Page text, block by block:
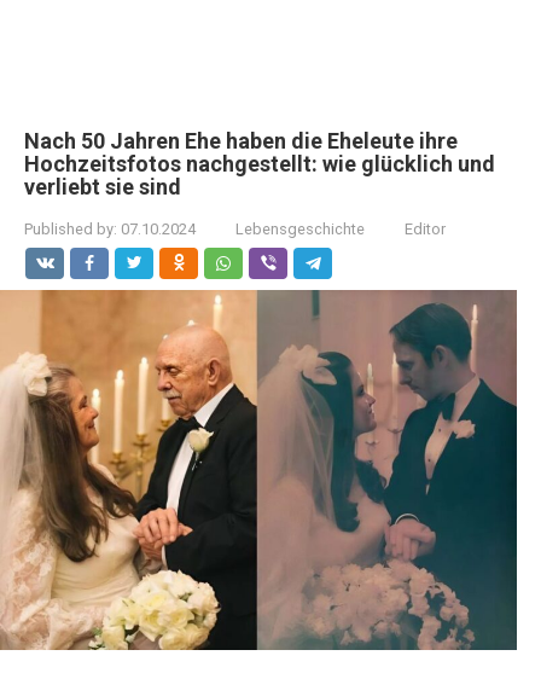
Nach 50 Jahren Ehe haben die Eheleute ihre
Hochzeitsfotos nachgestellt: wie glücklich und
verliebt sie sind
Published by: 07.10.2024 Lebensgeschichte Editor